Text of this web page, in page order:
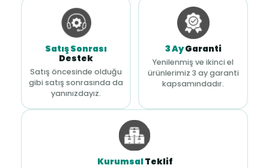
Satış Sonrası
Destek
Satış öncesinde olduğu
gibi satış sonrasında da
yanınızdayız.
3 AyGaranti
Yenilenmiş ve ikinci el
ürünlerimiz 3 ay garanti
kapsamındadır.
KurumsalTeklif